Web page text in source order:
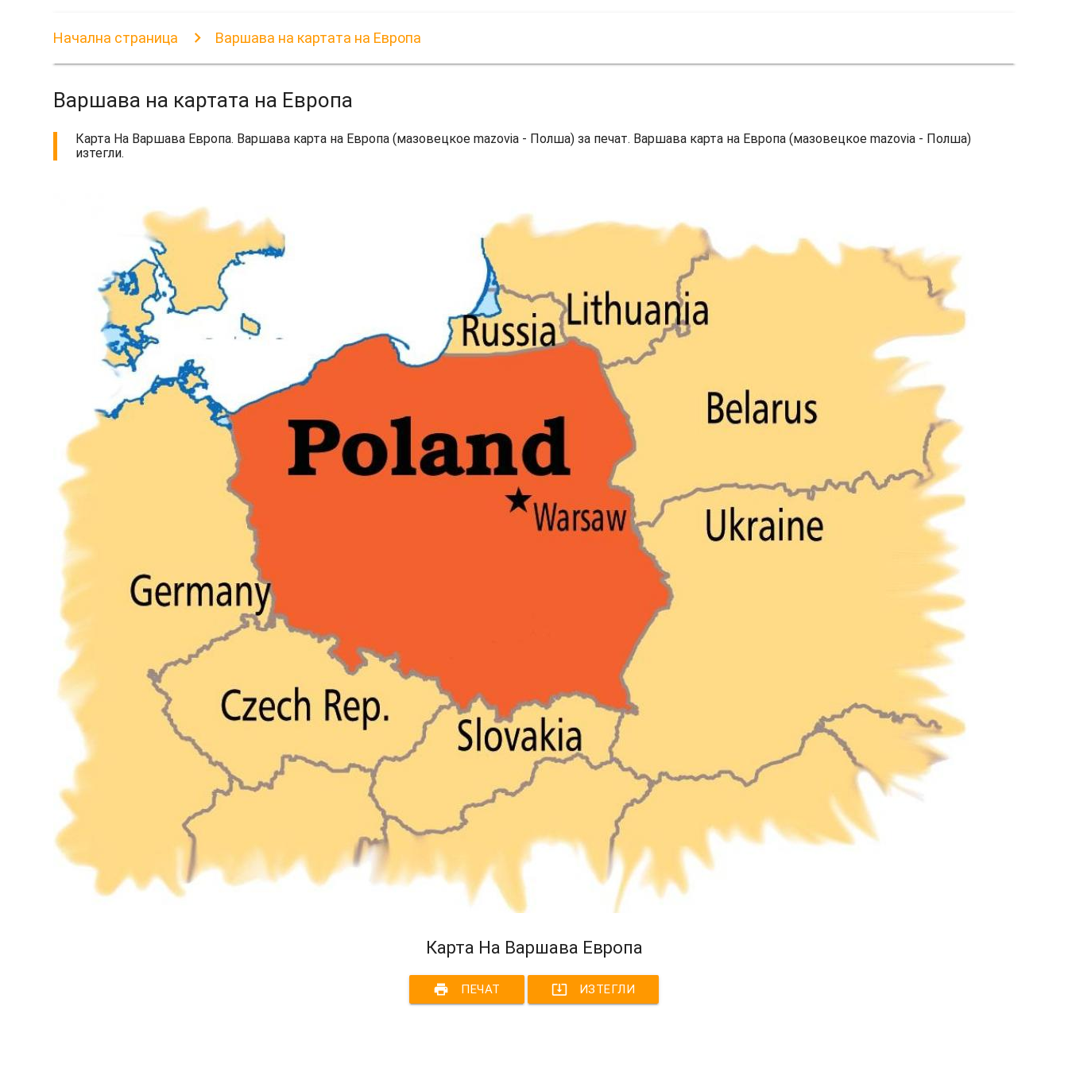
Начална страница Варшава на картата на Европа
Варшава на картата на Европа
Карта На Варшава Европа. Варшава карта на Европа (мазовецкое mazovia - Полша) за печат. Варшава карта на Европа (мазовецкое mazovia - Полша)
изтегли.
Карта На Варшава Европа
print ПЕЧАТ system_update_alt ИЗТЕГЛИ